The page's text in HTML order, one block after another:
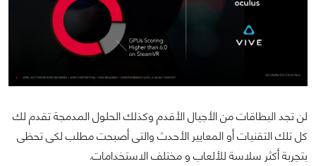
لن تجد البطاقات من الأجيال الأقدم وكذلك الحلول المدمجة تقدم لك
كل تلك التقنيات أو المعايير الأحدث والتى أصبحت مطلب لكى تحظى
بتجربة أكثر سلاسة للألعاب و مختلف الاستخدامات.